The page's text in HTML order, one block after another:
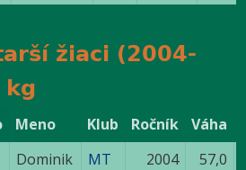
žiaci (2004-
kg
Meno Klub Ročník Váha
Dominik MT 2004
57,0